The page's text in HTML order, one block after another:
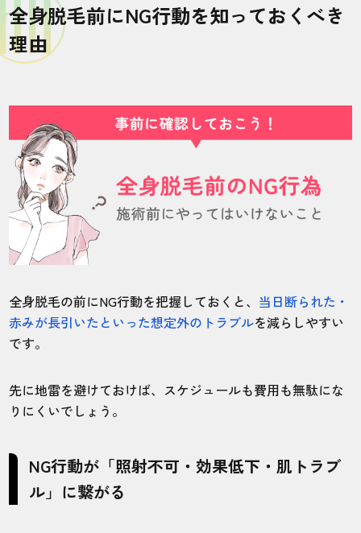
湯船に浸かって肌を刺激する
顔・VIOは特に刺激と炎症に注意
背中・うなじは自己処理のやり方に注意
NG行動を防ぐための正しい全身脱毛の準備方法
施術前1〜2週間の日焼け・スキンケア対策
正しいシェービング方法とタイミング
施術当日の服装・持ち物チェック
全身脱毛で失敗しないために押さえておきたいポ
NG条件が少ないクリニック選びも重要
全身脱毛前にNG行動を知っておくべき
理由
全身脱毛の前にNG行動を把握しておくと、 当日断られた・
赤みが長引いたといった想定外のトラブルを減らしやすい
です。
先に地雷を避けておけば、スケジュールも費用も無駄にな
りにくいでしょう。
NG行動が「照射不可・効果低下・肌トラブ
ル」に繋がる